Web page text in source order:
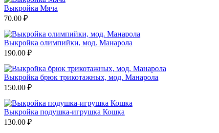
Выкройка Мяча
70.00 ₽
Выкройка олимпийки, мод. Манарола
190.00 ₽
Выкройка брюк трикотажных, мод. Манарола
150.00 ₽
Выкройка подушка-игрушка Кошка
130.00 ₽